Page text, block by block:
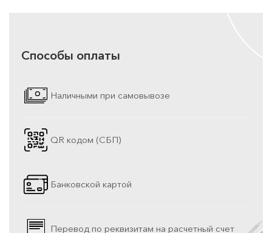
Способы оплаты
Наличными при самовывозе
QR кодом (СБП)
Банковской картой
Перевод по реквизитам на расчетный счет